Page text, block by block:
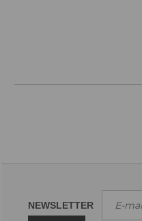
NEWSLETTER